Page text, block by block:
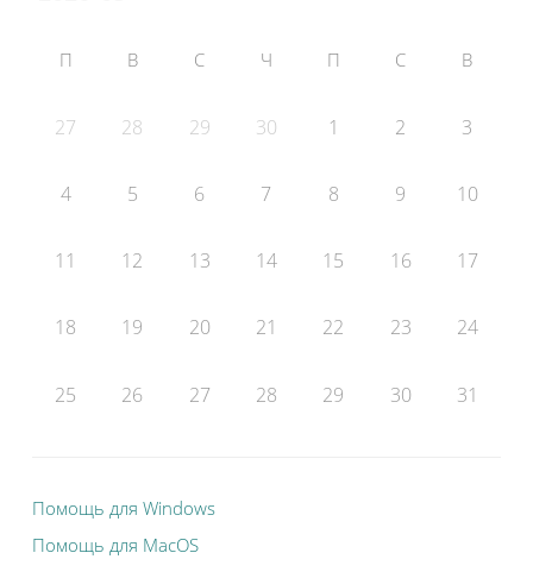
П В С Ч П С В
27 28 29 30 1 2 3
4 5 6 7 8 9 10
11 12 13 14 15 16 17
18 19 20 21 22 23 24
25 26 27 28 29 30 31
Помощь для Windows
Помощь для MacOS